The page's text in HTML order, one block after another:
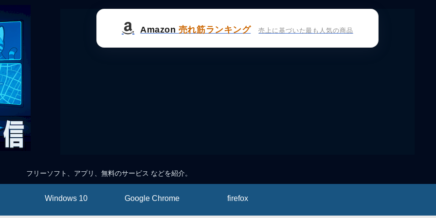
Amazon 売れ筋ランキング 売上に基づいた最も人気の商品
フリーソフト、アプリ、無料のサービス などを紹介。
Windows 10 Google Chrome firefox